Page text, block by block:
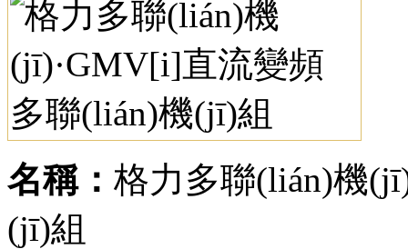
名稱： 格力多聯(lián)機
(jī)組